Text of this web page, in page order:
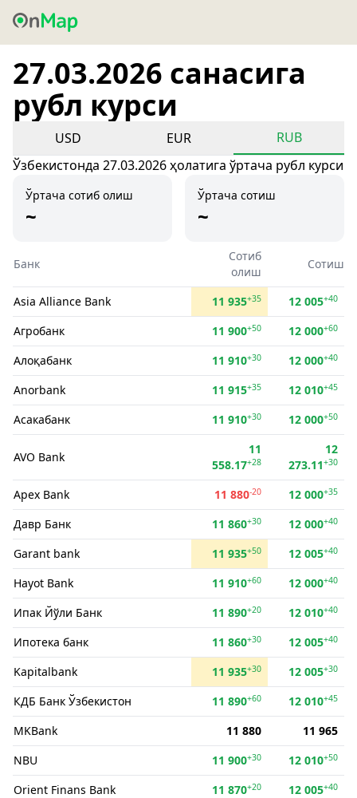
27.03.2026 санасига
рубл курси
USD EUR
RUB
Ўзбекистонда 27.03.2026 ҳолатига ўртача рубл курси
Ўртача сотиб олиш
~
Ўртача сотиш
~
Банк
Сотиб
олиш
Сотиш
Asia Alliance Bank 11 935+35 12 005+40
Агробанк 11 900+50 12 000+60
Алоқабанк 11 910+30 12 000+40
Anorbank 11 915+35 12 010+45
Асакабанк 11 910+30 12 000+50
AVO Bank
11
558.17+28
12
273.11+30
Apex Bank 11 880-20 12 000+35
Давр Банк 11 860+30 12 000+40
Garant bank 11 935+50 12 005+40
Hayot Bank 11 910+60 12 000+40
Ипак Йўли Банк 11 890+20 12 010+40
Ипотека банк 11 860+30 12 005+40
Kapitalbank 11 935+30 12 005+30
КДБ Банк Ўзбекистон 11 890+60 12 010+45
MKBank 11 880
11 965
NBU
11 900+30 12 010+50
Orient Finans Bank 11 870+20 12 005+40